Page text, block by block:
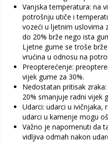
Vanjska temperatura: na
potrošnju utiče i
vozeći u ljetnim uslovima
do 20% brže nego ista
Ljetne gume se troše
vrućina u odnosu na
Preopterećenje:
vijek gume za 30%.
Nedostatan pritisak
20% smanjuje radni vijek
Udarci: udarci u ivičnjaka,
udarci u kamenje mogu
Važno je napomenuti da
vidljiva odmah nakon